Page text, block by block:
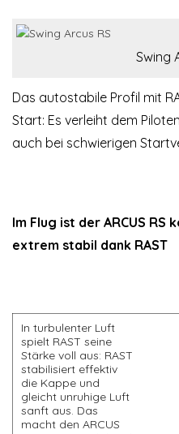
Swing
Das autostabile Profil mit
Start: Es verleiht dem
auch bei schwierigen
Im Flug ist der ARCUS
extrem stabil dank RAST
In turbulenter Luft
spielt RAST seine
Stärke voll aus: RAST
stabilisiert effektiv
die Kappe und
gleicht unruhige Luft
sanft aus. Das
macht den ARCUS